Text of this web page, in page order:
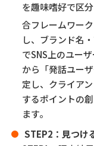
を趣味嗜好で区
合フレームワー
し、ブランド名
でSNS上のユー
から「発話ユー
定し、クライア
するポイントの
ます。
STEP2：見つけ